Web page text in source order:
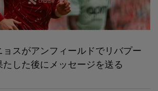
ョスがアンフィールドでリバプー
した後にメッセージを送る